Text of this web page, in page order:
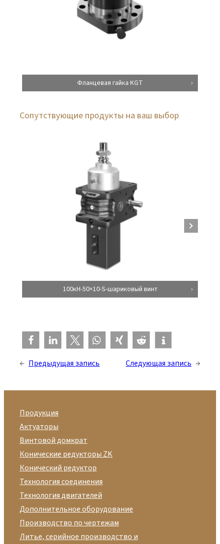
Фланцевая гайка KGT
Сопутствующие продукты на ваш выбор
100кН-50×10-S-шариковый винт
← Предыдущая запись Следующая запись →
Продукция
Актуаторы
Винтовой домкрат
Конические редукторы ZK
Конический редуктор
Технология соединения
Технология двигателей
Дополнительное оборудование
Производство по чертежам
Литье, серийное производство и